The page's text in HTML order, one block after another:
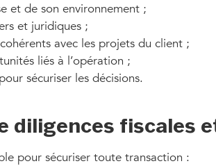
et de son environnement ;
et juridiques ;
avec les projets du client ;
liés à l’opération ;
sécuriser les décisions.
diligences fiscales
pour sécuriser toute transaction :